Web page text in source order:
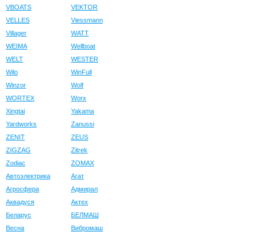
VBOATS
VEKTOR
VELLES
Viessmann
Villager
WATT
WEIMA
Wellboat
WELT
WESTER
Wilo
WinFull
Winzor
Wolf
WORTEX
Worx
Xingtai
Yakama
Yardworks
Zanussi
ZENIT
ZEUS
ZIGZAG
Zitrek
Zodiac
ZOMAX
Автоэлектрика
Агат
Агросфера
Адмирал
Аквадуся
Актех
Беларус
БЕЛМАШ
Весна
Вибромаш